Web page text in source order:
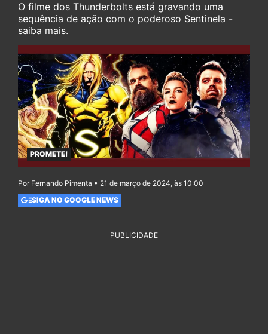
O filme dos Thunderbolts está gravando uma
sequência de ação com o poderoso Sentinela -
saiba mais.
PROMETE!
Por Fernando Pimenta • 21 de março de 2024, às 10:00
SIGA NO GOOGLE NEWS
PUBLICIDADE